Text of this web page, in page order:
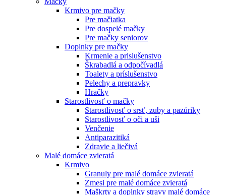
Krmivo pre mačky
Pre mačiatka
Pre dospelé mačky
Pre mačky seniorov
Doplnky pre mačky
Krmenie a prislušenstvo
Škrabadlá a odpočívadlá
Toalety а príslušenstvo
Pelechy a prepravky
Hračky
Starostlivosť o mačky
Starostlivosť o srsť, zuby a pazúriky
Starostlivosť o oči a uši
Venčenie
Antiparazitiká
Zdravie a liečivá
Malé domáce zvieratá
Krmivo
Granuly pre malé domáce zvieratá
Zmesi pre malé domáce zvieratá
Maškrty a doplnky stravy malé domáce